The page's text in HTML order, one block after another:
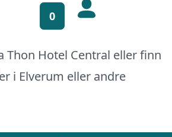
0
Thon Hotel Central eller finn
i Elverum eller andre
send
forespørsel!
finne det perfekte
neste møte, konferanse
eller via telefon. Send